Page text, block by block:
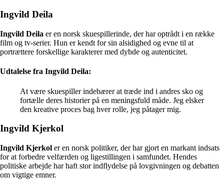
Ingvild Deila
Ingvild Deila er en norsk skuespillerinde, der har optrådt i en række
film og tv-serier. Hun er kendt for sin alsidighed og evne til at
portrættere forskellige karakterer med dybde og autenticitet.
Udtalelse fra Ingvild Deila:
At være skuespiller indebærer at træde ind i andres sko og
fortælle deres historier på en meningsfuld måde. Jeg elsker
den kreative proces bag hver rolle, jeg påtager mig.
Ingvild Kjerkol
Ingvild Kjerkol er en norsk politiker, der har gjort en markant indsats
for at forbedre velfærden og ligestillingen i samfundet. Hendes
politiske arbejde har haft stor indflydelse på lovgivningen og debatten
om vigtige emner.